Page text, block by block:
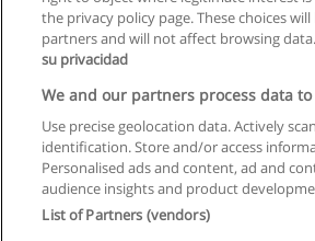
Regras de uso
Privacidade de dados
the privacy policy page. These choices
partners and will not affect browsing data.
su privacidad
We and our partners process data
Use precise geolocation data. Actively
identification. Store and/or access
Personalised ads and content, ad and
audience insights and product
List of Partners (vendors)